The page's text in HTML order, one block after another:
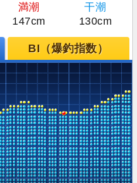
満潮
干潮
147cm 130cm
BI（爆釣指数）